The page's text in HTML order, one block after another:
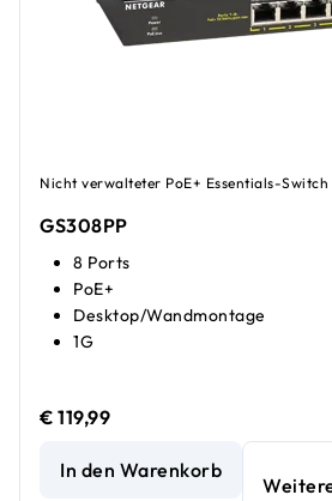
Nicht verwalteter PoE+ Essentials-Switch
GS308PP
8 Ports
PoE+
Desktop/Wandmontage
1G
€ 119,99
Unmanaged Gigabit-Ethernet
In den Warenkorb